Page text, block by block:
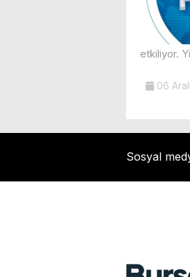
etkiliyor.
06
Sosyal